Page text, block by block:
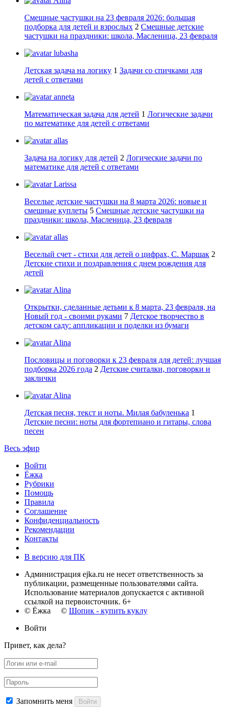
Смешные частушки на 23 февраля 2026: большая
подборка для детей и взрослых 2 Смешные детские
частушки на праздники: школа, Масленица, 23 февраля
lubasha
Детская задача на логику 1 Задачи со спичками для
детей с ответами
anneta
Математическая задача для детей 1 Логические задачи
по математике для детей с ответами
allas
Задача на логику для детей 2 Логические задачи по
математике для детей с ответами
Larissa
Веселые детские частушки на 8 марта 2026: новые и
смешные куплеты 5 Смешные детские частушки на
праздники: школа, Масленица, 23 февраля
allas
Веселый счет - стихи для детей о цифрах, С. Маршак 2
Детские стихи и поздравления с днем рождения для
детей
Alina
Открытки, сделанные детьми к 8 марта, 23 февраля, на
Новый год - своими руками 7 Детское творчество в
детском саду: аппликации и поделки из бумаги
Alina
Пословицы и поговорки к 23 февраля для детей: лучшая
подборка 2026 года 2 Детские считалки, поговорки и
заклички
Alina
Детская песня, текст и ноты. Милая бабуленька 1
Детские песни: ноты для фортепиано и гитары, слова
песен
Весь эфир
Войти
Ёжка
Рубрики
Помощь
Правила
Соглашение
Конфиденциальность
Рекомендации
Контакты
В версию для ПК
Администрация ejka.ru не несет ответственность за
публикации, размещенные пользователями сайта.
Использование материалов допускается с активной
ссылкой на первоисточник. 6+
© Ёжка © Шопик - купить куклу
Войти
Привет, как дела?
Запомнить меня Войти